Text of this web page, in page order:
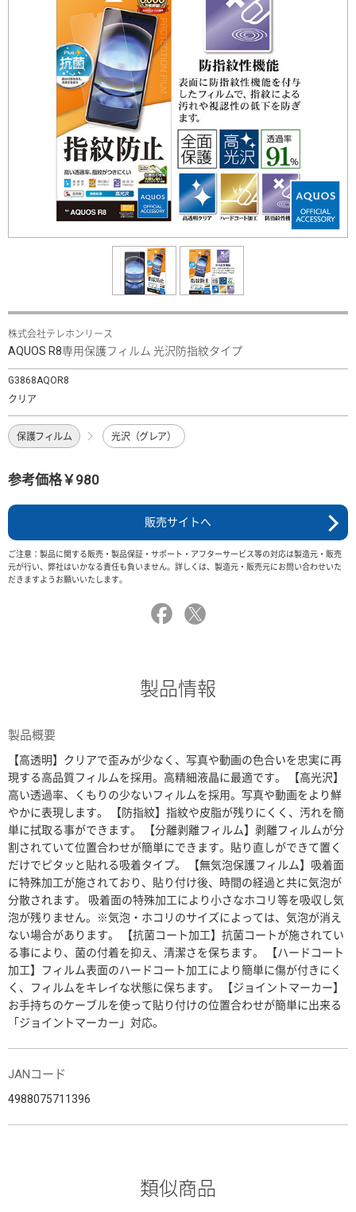
株式会社テレホンリース
AQUOS R8専用保護フィルム 光沢防指紋タイプ
G3868AQOR8
クリア
保護フィルム 光沢（グレア）
参考価格￥980
販売サイトへ
ご注意：製品に関する販売・製品保証・サポート・アフターサービス等の対応は製造元・販売
元が行い、弊社はいかなる責任も負いません。詳しくは、製造元・販売元にお問い合わせいた
だきますようお願いいたします。
製品情報
製品概要
【高透明】クリアで歪みが少なく、写真や動画の色合いを忠実に再
現する高品質フィルムを採用。高精細液晶に最適です。 【高光沢】
高い透過率、くもりの少ないフィルムを採用。写真や動画をより鮮
やかに表現します。 【防指紋】指紋や皮脂が残りにくく、汚れを簡
単に拭取る事ができます。 【分離剥離フィルム】剥離フィルムが分
割されていて位置合わせが簡単にできます。貼り直しができて置く
だけでピタッと貼れる吸着タイプ。 【無気泡保護フィルム】吸着面
に特殊加工が施されており、貼り付け後、時間の経過と共に気泡が
分散されます。 吸着面の特殊加工により小さなホコリ等を吸収し気
泡が残りません。※気泡・ホコリのサイズによっては、気泡が消え
ない場合があります。 【抗菌コート加工】抗菌コートが施されてい
る事により、菌の付着を抑え、清潔さを保ちます。 【ハードコート
加工】フィルム表面のハードコート加工により簡単に傷が付きにく
く、フィルムをキレイな状態に保ちます。 【ジョイントマーカー】
お手持ちのケーブルを使って貼り付けの位置合わせが簡単に出来る
「ジョイントマーカー」対応。
JANコード
4988075711396
類似商品